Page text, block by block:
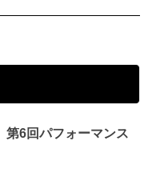
第6回パフォーマンス